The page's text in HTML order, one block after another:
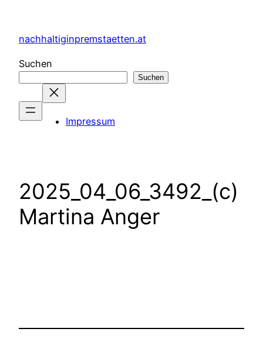
springen
nachhaltiginpremstaetten.at
Suchen
Suchen
Impressum
2025_04_06_3492_(c)
Martina Anger